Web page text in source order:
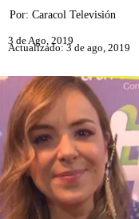
Por: Caracol Televisión
3 de Ago, 2019
Actualizado: 3 de ago, 2019